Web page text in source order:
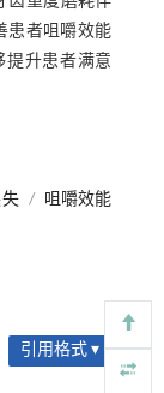
患者咀嚼效能
提升患者满意
/
咀嚼效能
引用格式 ▾